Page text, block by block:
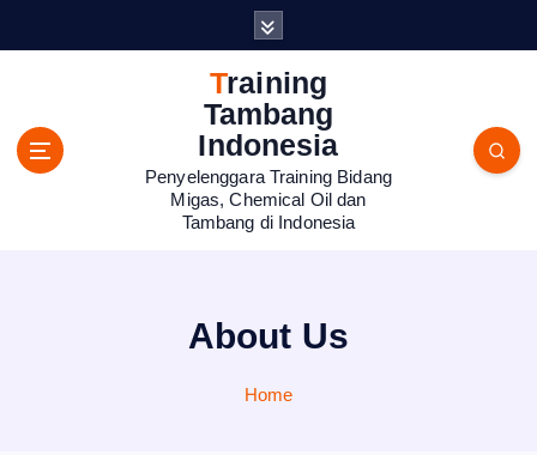
Training
Tambang
Indonesia
Penyelenggara Training Bidang
Migas, Chemical Oil dan
Tambang di Indonesia
About Us
Home